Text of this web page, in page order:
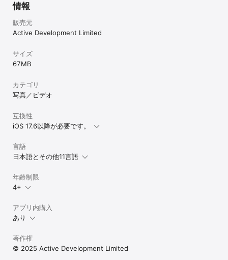
情報
販売元
Active Development Limited
サイズ
67 MB
カテゴリ
写真／ビデオ
互換性
iOS 17.6以降が必要です。
言語
日本語とその他11言語
年齢制限
4+
アプリ内購入
あり
著作権
© 2025 Active Development Limited